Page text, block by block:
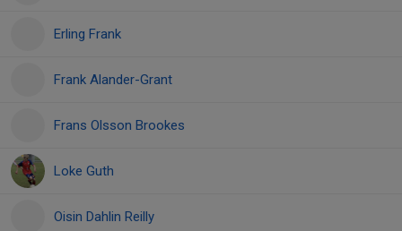
Erling Frank
Frank Alander-Grant
Frans Olsson Brookes
Loke Guth
Oisin Dahlin Reilly